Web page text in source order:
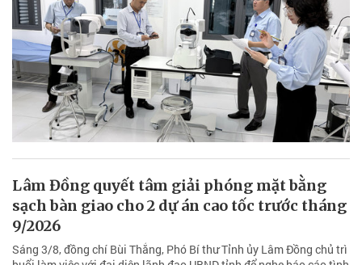
Lâm Đồng quyết tâm giải phóng mặt bằng
sạch bàn giao cho 2 dự án cao tốc trước tháng
9/2026
Sáng 3/8, đồng chí Bùi Thắng, Phó Bí thư Tỉnh ủy Lâm Đồng chủ trì